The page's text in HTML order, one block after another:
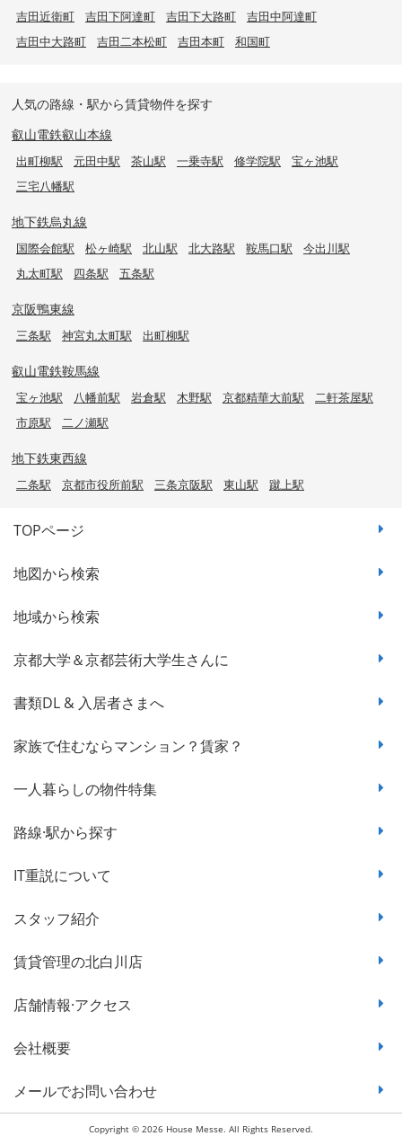
吉田近衛町
吉田下阿達町 吉田下大路町
吉田中阿達町
吉田中大路町
吉田二本松町 吉田本町 和国町
人気の路線・駅から賃貸物件を探す
叡山電鉄叡山本線
出町柳駅 元田中駅 茶山駅 一乗寺駅 修学院駅
宝ヶ池駅
三宅八幡駅
地下鉄烏丸線
国際会館駅 松ヶ崎駅 北山駅 北大路駅 鞍馬口駅
今出川駅
丸太町駅
四条駅 五条駅
京阪鴨東線
三条駅 神宮丸太町駅 出町柳駅
叡山電鉄鞍馬線
宝ヶ池駅 八幡前駅 岩倉駅 木野駅 京都精華大前駅
二軒茶屋駅
市原駅
二ノ瀬駅
地下鉄東西線
二条駅 京都市役所前駅 三条京阪駅 東山駅 蹴上駅
TOPページ
地図から検索
地域から検索
京都大学＆京都芸術大学生さんに
書類DL & 入居者さまへ
家族で住むならマンション？賃家？
一人暮らしの物件特集
路線·駅から探す
IT重説について
スタッフ紹介
賃貸管理の北白川店
店舗情報·アクセス
会社概要
メールでお問い合わせ
Copyright © 2026 House Messe. All Rights Reserved.